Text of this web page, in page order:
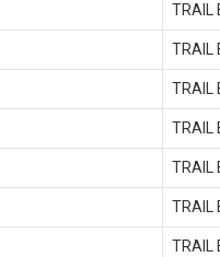
TRAIL
TRAIL
TRAIL
TRAIL
TRAIL
TRAIL
TRAIL